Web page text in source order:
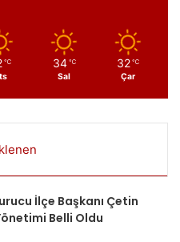
℃ 34 ℃
Sal
32 ℃
Çar
İlçe Başkanı Çetin
Belli Oldu